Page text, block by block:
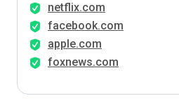
netflix.com
facebook.com
apple.com
foxnews.com